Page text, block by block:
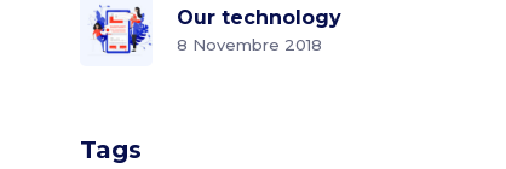
Our technology
8 Novembre 2018
Tags